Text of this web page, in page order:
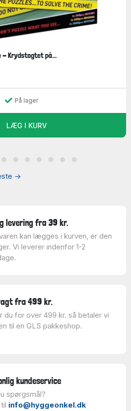
Her et 3D-puslespil
- Krydstogtet på...
På lager
LÆG I KURV
→
levering fra 39 kr.
kan lægges i kurven, er den
Vi leverer indenfor 1-2
fra 499 kr.
du for over 499 kr. så betaler vi
til en GLS pakkeshop.
kundeservice
spørgsmål?
info@hyggeonkel.dk